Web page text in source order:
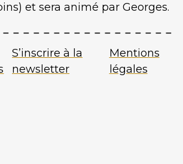
et sera animé par Georges.
S’inscrire à la
newsletter
Mentions
légales